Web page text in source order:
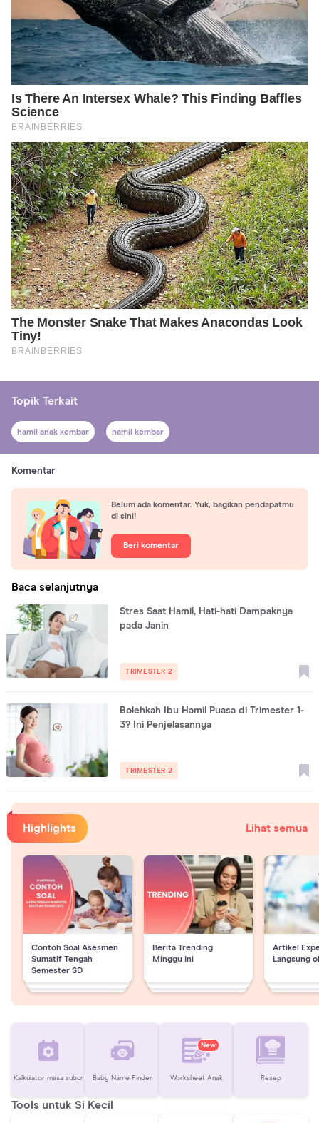
Topik Terkait
hamil anak kembar hamil kembar
Komentar
Belum ada komentar. Yuk, bagikan pendapatmu
di sini!
Beri komentar
Baca selanjutnya
Stres Saat Hamil, Hati-hati Dampaknya
pada Janin
TRIMESTER 2
Bolehkah Ibu Hamil Puasa di Trimester 1-
3? Ini Penjelasannya
TRIMESTER 2
Highlights Lihat semua
Contoh Soal Asesmen
Sumatif Tengah
Semester SD
Berita Trending
Minggu Ini
Artikel
Langsung
Kalkulator masa subur Baby Name Finder
New
Worksheet Anak Resep
Tools untuk Si Kecil